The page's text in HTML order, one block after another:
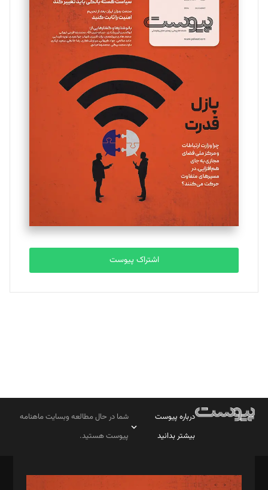
تحریریه
مینا پاکدل
یسنا امان‌پور
تحریریه
ملینا جعفری
تحریریه
مصطفی مسجدی آرانی
تحریریه
بابک نقاش
تحریریه
اشتراک پیوست
درباره پیوست
بیشتر بدانید
شما در حال مطالعه وبسایت ماهنامه
پیوست هستید.
مدیر مسئول: محمدباقر اثنی‌عشری